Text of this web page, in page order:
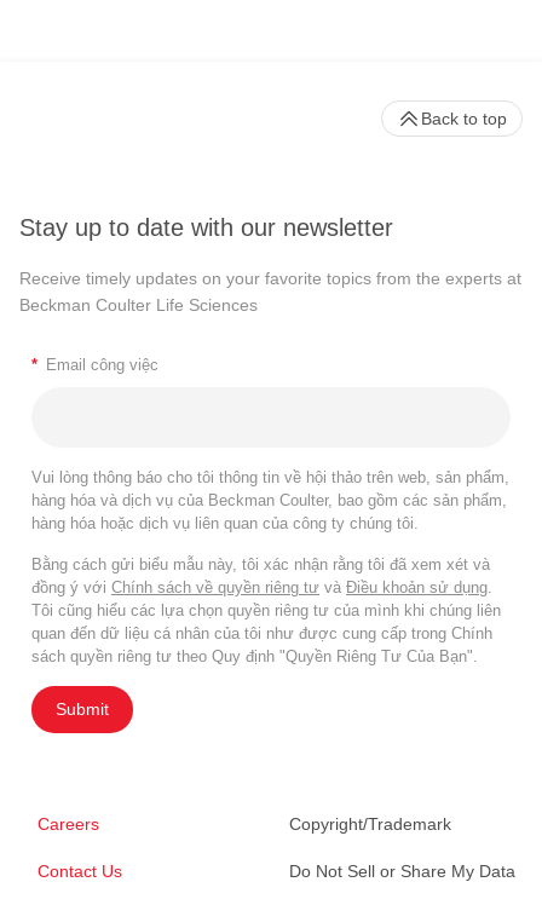
Stay up to date with our newsletter
Receive timely updates on your favorite topics from the experts at
Beckman Coulter Life Sciences
* Email công việc
Vui lòng thông báo cho tôi thông tin về hội thảo trên web, sản phẩm,
hàng hóa và dịch vụ của Beckman Coulter, bao gồm các sản phẩm,
hàng hóa hoặc dịch vụ liên quan của công ty chúng tôi.
Bằng cách gửi biểu mẫu này, tôi xác nhận rằng tôi đã xem xét và
đồng ý với Chính sách về quyền riêng tư và Điều khoản sử dụng
Tôi cũng hiểu các lựa chọn quyền riêng tư của mình khi chúng liên
quan đến dữ liệu cá nhân của tôi như được cung cấp trong Chính
sách quyền riêng tư theo Quy định "Quyền Riêng Tư Của Bạn".
Submit
Careers
Contact Us
Copyright/Trademark
Do Not Sell or Share My Data
Back to top